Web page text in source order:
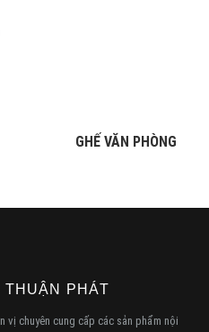
GHẾ VĂN PHÒNG
THUẬN PHÁT
vị chuyên cung cấp các sản phẩm nội